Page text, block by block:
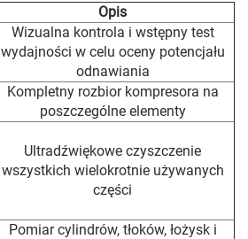
Opis
Wizualna kontrola i wstępny test
wydajności w celu oceny potencjału
odnawiania
Kompletny rozbior kompresora na
poszczególne elementy
Ultradźwiękowe czyszczenie
wszystkich wielokrotnie używanych
części
Pomiar cylindrów, tłoków, łożysk i